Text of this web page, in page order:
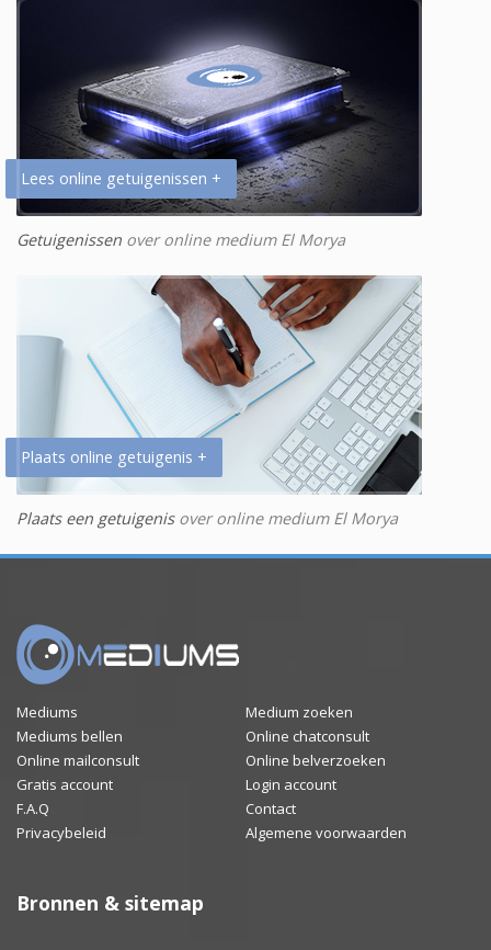
Lees online getuigenissen +
Getuigenissen over online medium El Morya
Plaats online getuigenis +
Plaats een getuigenisover online medium El Morya
Mediums
Medium zoeken
Mediums bellen
Online chatconsult
Online mailconsult
Online belverzoeken
Gratis account
Login account
F.A.Q
Contact
Privacybeleid
Algemene voorwaarden
Bronnen & sitemap